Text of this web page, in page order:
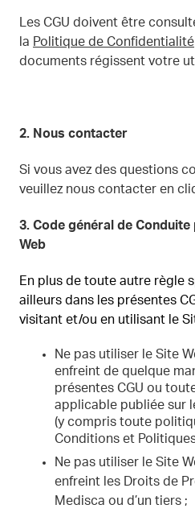
Les CGU doivent être
la Politique de Confidentialité
documents régissent votre
2. Nous contacter
Si vous avez des questions
veuillez nous contacter en
3. Code général de
Web
En plus de toute autre règle
ailleurs dans les présentes
visitant et/ou en utilisant le
Ne pas utiliser le Site
enfreint de quelque
présentes CGU ou
applicable publiée sur
(y compris toute
Conditions et
Ne pas utiliser le Site
enfreint les Droits de
Medisca ou d’un tiers ;